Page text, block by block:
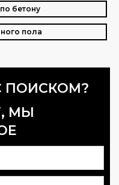
бетону
пола
ПОИСКОМ?
МЫ